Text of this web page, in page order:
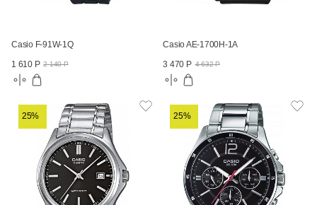
Casio F-91W-1Q
1 610 Р 2 140 Р
Casio AE-1700H-1A
3 470 Р 4 632 Р
25% 25%